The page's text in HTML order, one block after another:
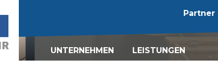
Kontakt
Partner
UNTERNEHMEN LEISTUNGEN